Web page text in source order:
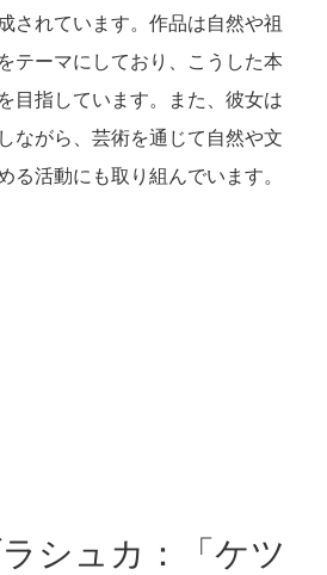
されています。作品は自然や祖
テーマにしており、こうした本
目指しています。また、彼女は
ながら、芸術を通じて自然や文
る活動にも取り組んでいます。
シュカ：「ケツ